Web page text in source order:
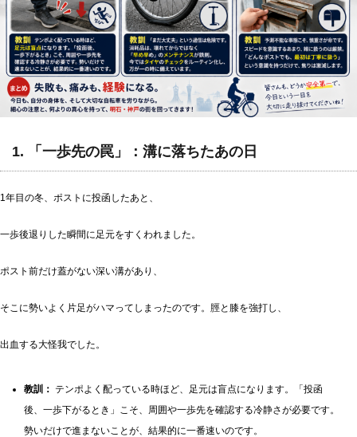
1. 「一歩先の罠」：溝に落ちたあの日
1年目の冬、ポストに投函したあと、
一歩後退りした瞬間に足元をすくわれました。
ポスト前だけ蓋がない深い溝があり、
そこに勢いよく片足がハマってしまったのです。脛と膝を強打し、
出血する大怪我でした。
教訓： テンポよく配っている時ほど、足元は盲点になります。「投函
後、一歩下がるとき」こそ、周囲や一歩先を確認する冷静さが必要です。
勢いだけで進まないことが、結果的に一番速いのです。